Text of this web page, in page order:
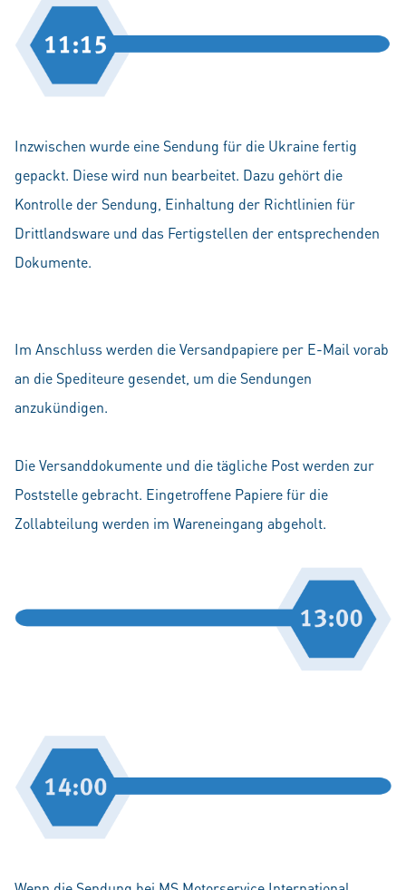
Inzwischen wurde eine Sendung für die Ukraine fertig
gepackt. Diese wird nun bearbeitet. Dazu gehört die
Kontrolle der Sendung, Einhaltung der Richtlinien für
Drittlandsware und das Fertigstellen der entsprechenden
Dokumente.
Im Anschluss werden die Versandpapiere per E-Mail vorab
an die Spediteure gesendet, um die Sendungen
anzukündigen.
Die Versanddokumente und die tägliche Post werden zur
Poststelle gebracht. Eingetroffene Papiere für die
Zollabteilung werden im Wareneingang abgeholt.